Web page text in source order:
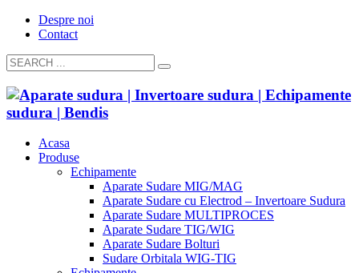
Despre noi
Contact
Acasa
Produse
Echipamente
Aparate Sudare MIG/MAG
Aparate Sudare cu Electrod – Invertoare Sudura
Aparate Sudare MULTIPROCES
Aparate Sudare TIG/WIG
Aparate Sudare Bolturi
Sudare Orbitala WIG-TIG